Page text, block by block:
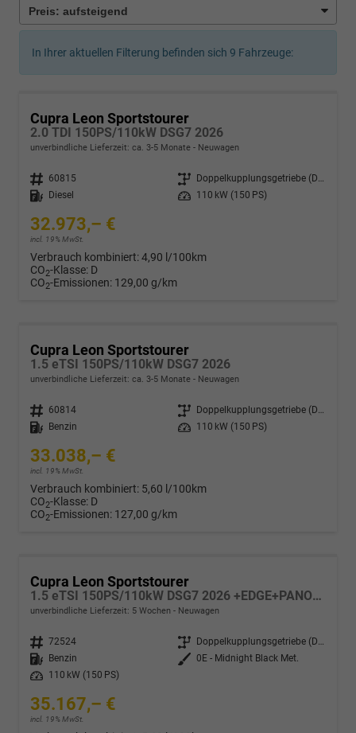
In Ihrer aktuellen Filterung befinden sich 9 Fahrzeuge:
Cupra Leon Sportstourer
2.0 TDI 150PS/110kW DSG7 2026
unverbindliche Lieferzeit: ca. 3-5 Monate Neuwagen
Fahrzeugnr. 60815 Getriebe
Doppelkupplungsgetriebe (DSG)
Kraftstoff
Diesel Leistung 110 kW (150 PS)
32.973,– €
incl. 19% MwSt.
Verbrauch kombiniert:4,90 l/100km
CO2-Klasse: D
CO2-Emissionen: 129,00 g/km
Cupra Leon Sportstourer
1.5 eTSI 150PS/110kW DSG7 2026
unverbindliche Lieferzeit: ca. 3-5 Monate Neuwagen
Fahrzeugnr. 60814 Getriebe
Doppelkupplungsgetriebe (DSG)
Kraftstoff
Benzin Leistung 110 kW (150 PS)
33.038,– €
incl. 19% MwSt.
Verbrauch kombiniert: 5,60 l/100km
CO2-Klasse: D
CO2-Emissionen: 127,00 g/km
Cupra Leon Sportstourer
1.5 eTSI 150PS/110kW DSG7 2026 +EDGE+PANO+INTELLIGENT DRIVE
unverbindliche Lieferzeit: 5 Wochen Neuwagen
Fahrzeugnr. 72524 Getriebe
Doppelkupplungsgetriebe (DSG)
Kraftstoff
Benzin Außenfarbe 0E - Midnight Black Met.
Leistung
110 kW (150 PS)
35.167,– €
incl. 19% MwSt.